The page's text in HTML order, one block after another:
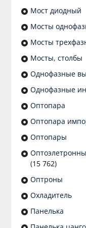
Мост диодный
Мосты
Мосты
Мосты, столбы
Однофазные
Однофазные
Оптопара
Оптопара
Оптопары
(15 762)
Оптроны
Охладитель
Панелька